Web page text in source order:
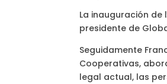
La inauguración
presidente de
Seguidamente
Cooperativas,
legal actual, las